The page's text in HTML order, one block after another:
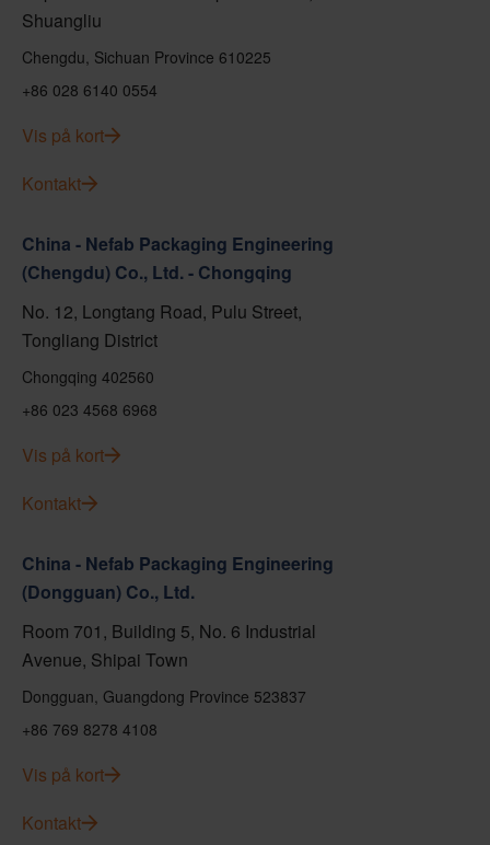
Shuangliu
Chengdu, Sichuan Province 610225
+86 028 6140 0554
Vis på kort
Kontakt
China - Nefab Packaging Engineering
(Chengdu) Co., Ltd. - Chongqing
No. 12, Longtang Road, Pulu Street,
Tongliang District
Chongqing 402560
+86 023 4568 6968
Vis på kort
Kontakt
China - Nefab Packaging Engineering
(Dongguan) Co., Ltd.
Room 701, Building 5, No. 6 Industrial
Avenue, Shipai Town
Dongguan, Guangdong Province 523837
+86 769 8278 4108
Vis på kort
Kontakt